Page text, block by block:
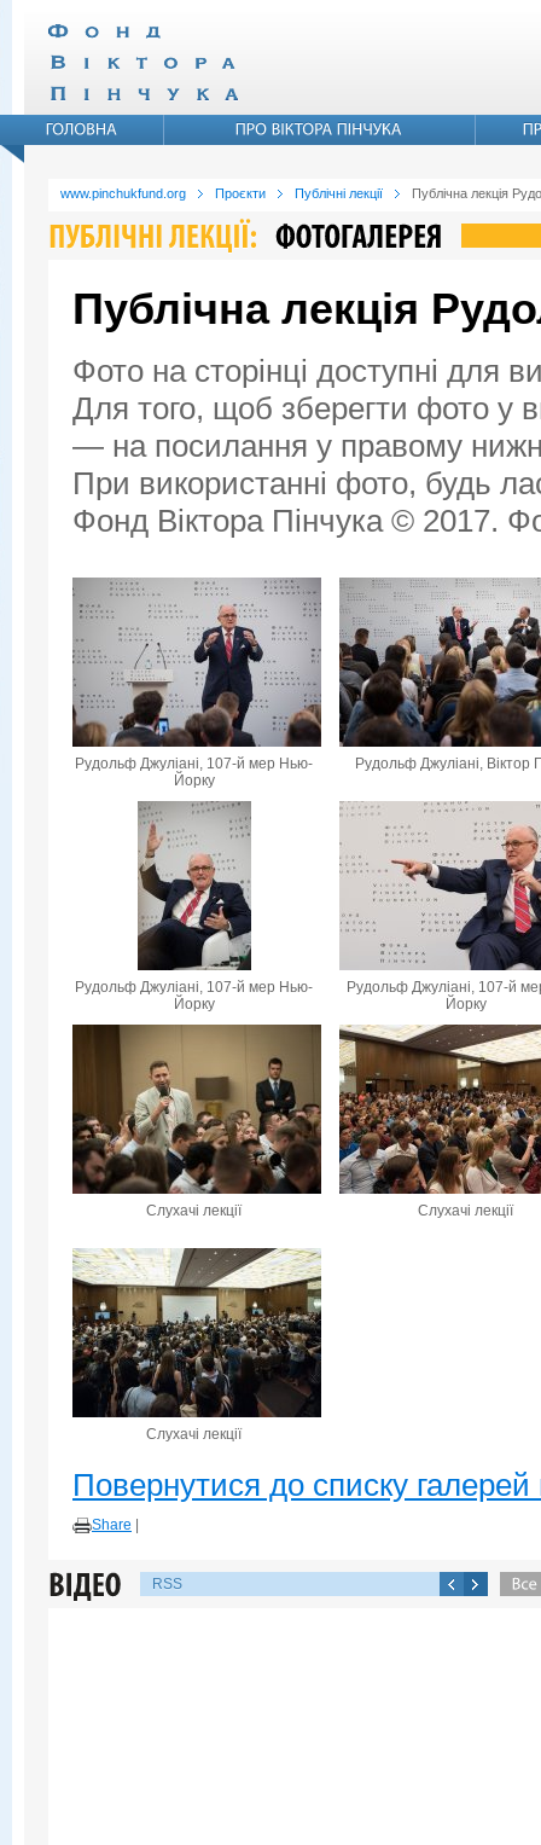
www.pinchukfund.org Проєкти Публічні лекції Публічна лекція
Публічна лекція
Фото на сторінці доступні для
Для того, щоб зберегти фото у
— на посилання у правому
При використанні фото, будь
Фонд Віктора Пінчука © 2017.
Рудольф Джуліані, 107-й мер Нью-
Йорку
Рудольф Джуліані, Віктор
Рудольф Джуліані, 107-й мер Нью-
Йорку
Рудольф Джуліані, 107-й
Йорку
Слухачі лекції Слухачі лекції
Слухачі лекції
Повернутися до списку галерей
Share
RSS